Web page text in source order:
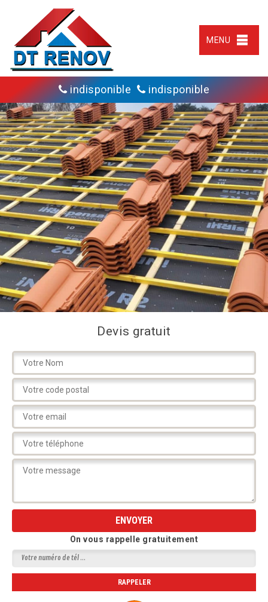
MENU
indisponible indisponible
Devis gratuit
On vous rappelle gratuitement